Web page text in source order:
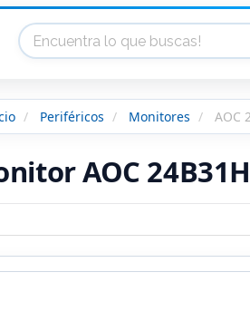
Periféricos Monitores AOC
AOC